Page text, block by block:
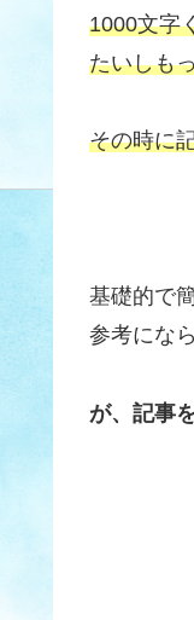
1000文字
たいしも
その時に
基礎的で
参考にな
が、記事